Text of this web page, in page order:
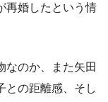
再婚したという情
なのか、また矢田
との距離感、そし